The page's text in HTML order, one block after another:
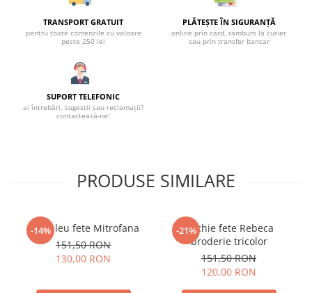
TRANSPORT GRATUIT
pentru toate comenzile cu valoare
peste 250 lei
PLĂTEȘTE ÎN SIGURANȚĂ
online prin card, ramburs la curier
sau prin transfer bancar
SUPORT TELEFONIC
ai întrebări, sugestii sau reclamații?
contactează-ne!
PRODUSE SIMILARE
-14%
Compleu fete Mitrofana
151,50 RON
130,00 RON
-21%
Rochie fete Rebeca
broderie tricolor
151,50 RON
120,00 RON